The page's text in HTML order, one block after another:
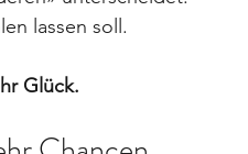
lassen soll.
Glück.